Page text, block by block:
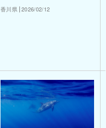
香川県 2026/02/12